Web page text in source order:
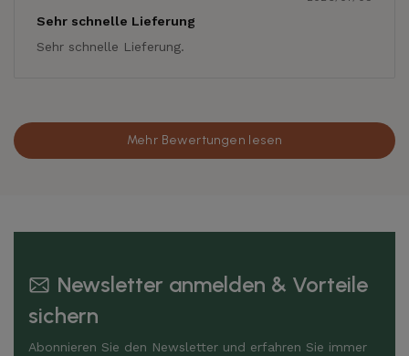
Sehr schnelle Lieferung
Sehr schnelle Lieferung.
Mehr Bewertungen lesen
Newsletter anmelden & Vorteile
sichern
Abonnieren Sie den Newsletter und erfahren Sie immer